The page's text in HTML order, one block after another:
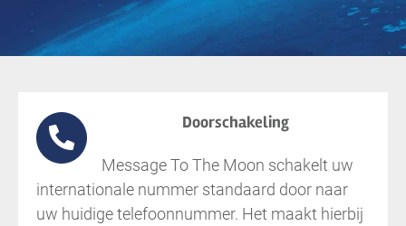
Doorschakeling
Message To The Moon schakelt uw
internationale nummer standaard door naar
uw huidige telefoonnummer. Het maakt hierbij